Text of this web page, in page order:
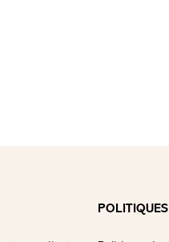
POLITIQUES